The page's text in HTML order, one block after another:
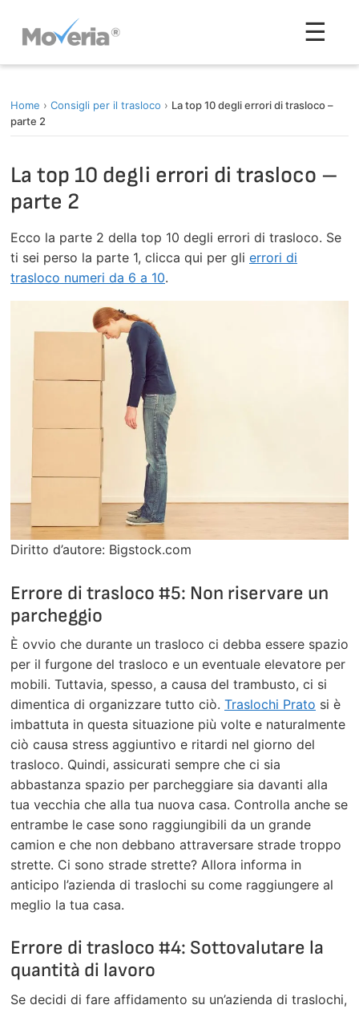
contenuto
☰
Home › Consigli per il trasloco › La top 10 degli errori di trasloco –
parte 2
La top 10 degli errori di trasloco –
parte 2
Ecco la parte 2 della top 10 degli errori di trasloco. Se
ti sei perso la parte 1, clicca qui per gli errori di
trasloco numeri da 6 a 10.
Diritto d’autore: Bigstock.com
Errore di trasloco #5: Non riservare un
parcheggio
È ovvio che durante un trasloco ci debba essere spazio
per il furgone del trasloco e un eventuale elevatore per
mobili. Tuttavia, spesso, a causa del trambusto, ci si
dimentica di organizzare tutto ciò. Traslochi Prato si è
imbattuta in questa situazione più volte e naturalmente
ciò causa stress aggiuntivo e ritardi nel giorno del
trasloco. Quindi, assicurati sempre che ci sia
abbastanza spazio per parcheggiare sia davanti alla
tua vecchia che alla tua nuova casa. Controlla anche se
entrambe le case sono raggiungibili da un grande
camion e che non debbano attraversare strade troppo
strette. Ci sono strade strette? Allora informa in
anticipo l’azienda di traslochi su come raggiungere al
meglio la tua casa.
Errore di trasloco #4: Sottovalutare la
quantità di lavoro
Se decidi di fare affidamento su un’azienda di traslochi,